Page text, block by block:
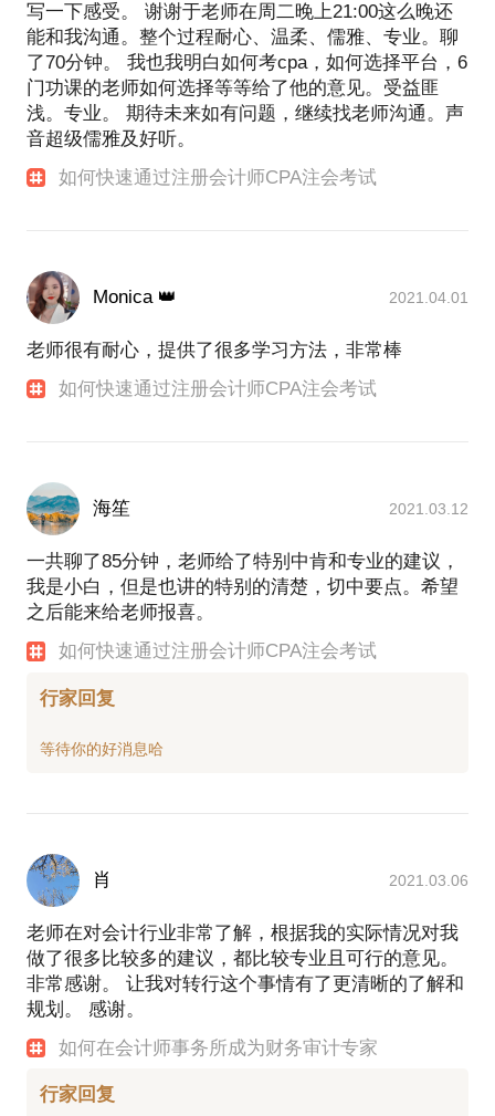
写一下感受。 谢谢于老师在周二晚上21:00这么晚还
能和我沟通。整个过程耐心、温柔、儒雅、专业。聊
了70分钟。 我也我明白如何考cpa，如何选择平台，6
门功课的老师如何选择等等给了他的意见。受益匪
浅。专业。 期待未来如有问题，继续找老师沟通。声
音超级儒雅及好听。
如何快速通过注册会计师CPA注会考试
Monica 👑 2021.04.01
老师很有耐心，提供了很多学习方法，非常棒
如何快速通过注册会计师CPA注会考试
海笙 2021.03.12
一共聊了85分钟，老师给了特别中肯和专业的建议，
我是小白，但是也讲的特别的清楚，切中要点。希望
之后能来给老师报喜。
如何快速通过注册会计师CPA注会考试
行家回复
肖 2021.03.06
老师在对会计行业非常了解，根据我的实际情况对我
做了很多比较多的建议，都比较专业且可行的意见。
非常感谢。 让我对转行这个事情有了更清晰的了解和
规划。 感谢。
如何在会计师事务所成为财务审计专家
行家回复